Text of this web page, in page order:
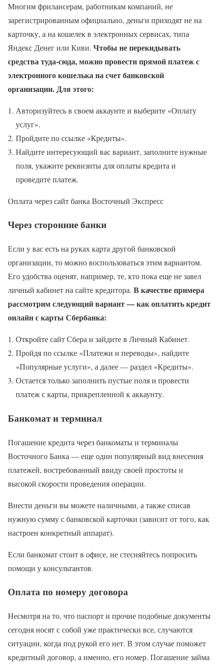
Многим фрилансерам, работникам компаний, не
зарегистрированным официально, деньги приходят не на
карточку, а на кошелек в электронных сервисах, типа
Яндекс Денег или Киви. Чтобы не перекидывать
средства туда-сюда, можно провести прямой платеж с
электронного кошелька на счет банковской
организации. Для этого:
Авторизуйтесь в своем аккаунте и выберите «Оплату
услуг».
Пройдите по ссылке «Кредиты».
Найдите интересующий вас вариант, заполните нужные
поля, укажите реквизиты для оплаты кредита и
проведите платеж.
Оплата через сайт банка Восточный Экспресс
Через сторонние банки
Если у вас есть на руках карта другой банковской
организации, то можно воспользоваться этим вариантом.
Его удобства оценят, например, те, кто пока еще не завел
личный кабинет на сайте кредитора. В качестве примера
рассмотрим следующий вариант — как оплатить кредит
онлайн с карты Сбербанка:
Откройте сайт Сбера и зайдите в Личный Кабинет.
Пройдя по ссылке «Платежи и переводы», найдите
«Популярные услуги», а далее — раздел «Кредиты».
Остается только заполнить пустые поля и провести
платеж с карты, прикрепленной к аккаунту.
Банкомат и терминал
Погашение кредита через банкоматы и терминалы
Восточного Банка — еще один популярный вид внесения
платежей, востребованный ввиду своей простоты и
высокой скорости проведения операции.
Внести деньги вы можете наличными, а также списав
нужную сумму с банковской карточки (зависит от того, как
настроен конкретный аппарат).
Если банкомат стоит в офисе, не стесняйтесь попросить
помощи у консультантов.
Оплата по номеру договора
Несмотря на то, что паспорт и прочие подобные документы
сегодня носят с собой уже практически все, случаются
ситуации, когда под рукой его нет. В этом случае поможет
кредитный договор, а именно, его номер. Погашение займа